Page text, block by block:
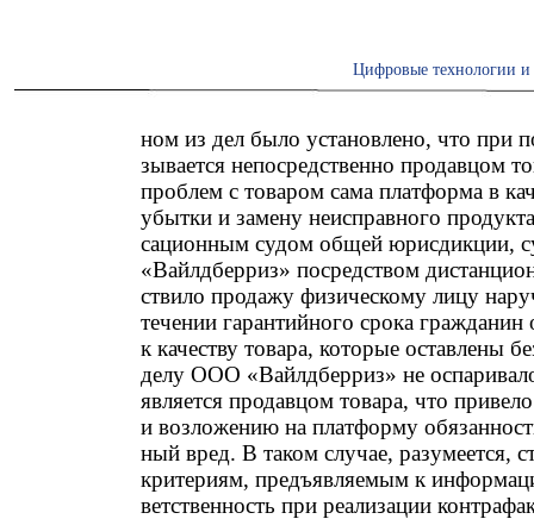
Цифровые технологии и
ном из дел было установлено, что при
зывается непосредственно продавцом
проблем с товаром сама платформа в
убытки и замену неисправного
сационным судом общей юрисдикции,
«Вайлдберриз» посредством
ствило продажу физическому лицу
течении гарантийного срока
к качеству товара, которые оставлены
делу ООО «Вайлдберриз» не
является продавцом товара, что
и возложению на платформу
ный вред. В таком случае, разумеется,
критериям, предъявляемым к
ветственность при реализации